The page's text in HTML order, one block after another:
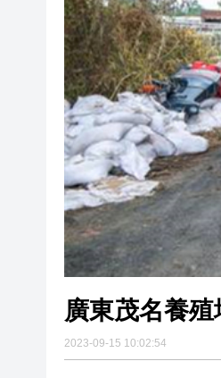
廣東茂名養
2023-09-15 10:02:54